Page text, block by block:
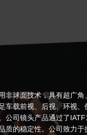
非球面技术，具有超广
车载前视、后视、环视
公司镜头产品通过了
质的稳定性。公司致力